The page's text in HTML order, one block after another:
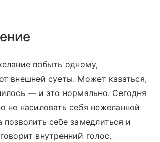
побыть одному,
внешней суеты. Может казаться,
— и это нормально. Сегодня
не насиловать себя нежеланной
позволить себе замедлиться и
внутренний голос.